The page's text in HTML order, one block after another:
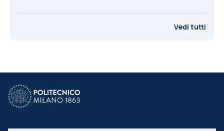
Vedi tutti